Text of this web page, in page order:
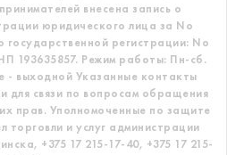
внесена запись о
юридического лица за No
государственной регистрации: No
193635857. Режим работы: Пн-сб.
- выходной Указанные контакты
для связи по вопросам обращения
прав. Уполномоченные по защите
торговли и услуг администрации
+375 17 215-17-40, +375 17 215-